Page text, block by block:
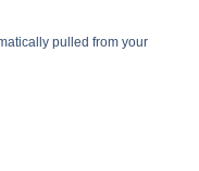
pulled from your